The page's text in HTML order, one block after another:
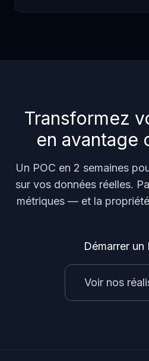
Transformez
en avantage
Un POC en 2 semaines
sur vos données réelles.
métriques — et la
Démarrer un
Voir nos